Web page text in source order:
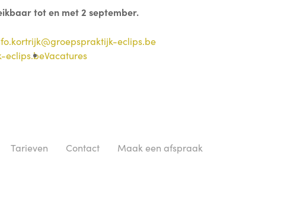
tot en met 2 september.
eclips.be
eclips.beVacatures
Tarieven Contact Maak een afspraak